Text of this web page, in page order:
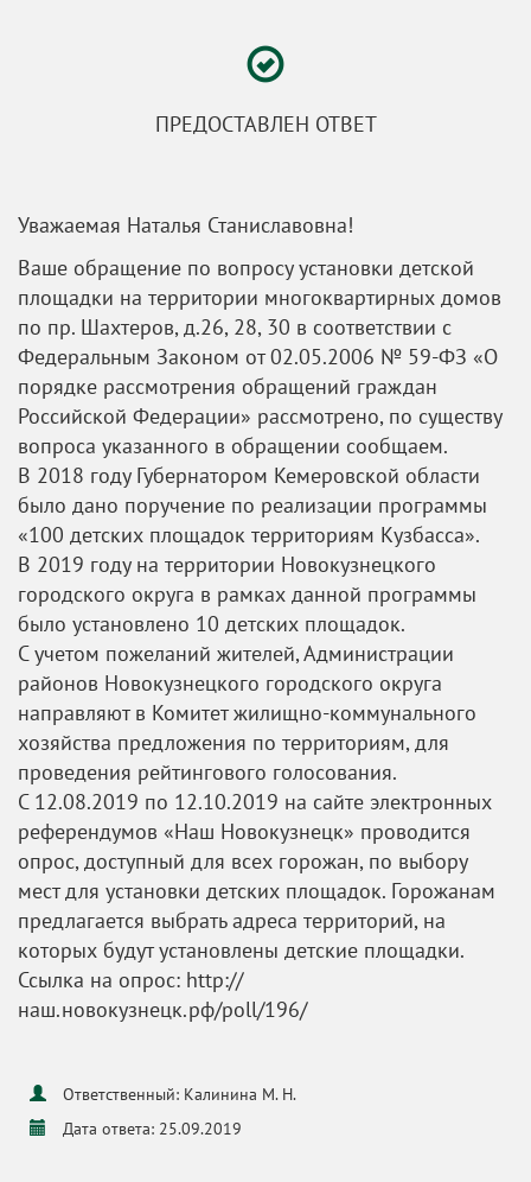
ПРЕДОСТАВЛЕН ОТВЕТ
Уважаемая Наталья Станиславовна!
Ваше обращение по вопросу установки детской
площадки на территории многоквартирных домов
по пр. Шахтеров, д.26, 28, 30 в соответствии с
Федеральным Законом от 02.05.2006 № 59-ФЗ «О
порядке рассмотрения обращений граждан
Российской Федерации» рассмотрено, по существу
вопроса указанного в обращении сообщаем.
В 2018 году Губернатором Кемеровской области
было дано поручение по реализации программы
«100 детских площадок территориям Кузбасса».
В 2019 году на территории Новокузнецкого
городского округа в рамках данной программы
было установлено 10 детских площадок.
С учетом пожеланий жителей, Администрации
районов Новокузнецкого городского округа
направляют в Комитет жилищно-коммунального
хозяйства предложения по территориям, для
проведения рейтингового голосования.
С 12.08.2019 по 12.10.2019 на сайте электронных
референдумов «Наш Новокузнецк» проводится
опрос, доступный для всех горожан, по выбору
мест для установки детских площадок. Горожанам
предлагается выбрать адреса территорий, на
которых будут установлены детские площадки.
Ссылка на опрос: http://
наш.новокузнецк.рф/poll/196/
Ответственный: Калинина М. Н.
Дата ответа: 25.09.2019